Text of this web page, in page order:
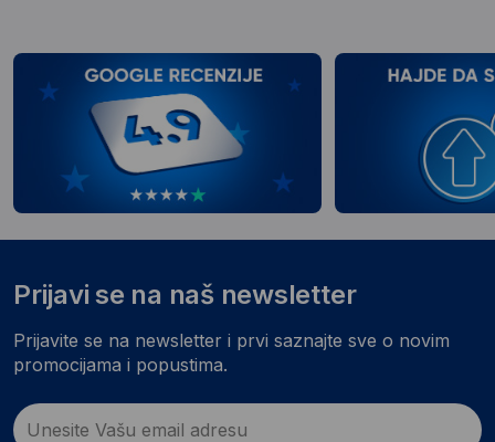
Prijavi se na naš newsletter
Prijavite se na newsletter i prvi saznajte sve o novim
promocijama i popustima.